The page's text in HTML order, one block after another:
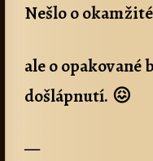
Nešlo o
ale o opakované
došlápnutí. 😖
—